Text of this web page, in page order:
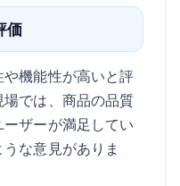
価
機能性が高いと評
では、商品の品質
ザーが満足してい
な意見がありま